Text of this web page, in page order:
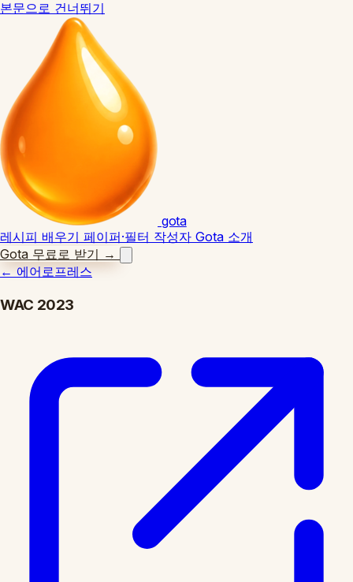
본문으로 건너뛰기
gota
레시피 배우기 페이퍼·필터 작성자 Gota 소개
Gota 무료로 받기 →
← 에어로프레스
WAC 2023